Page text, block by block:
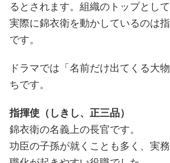
るとされます。組織のトップとし
実際に錦衣衛を動かしているのは
です。
ドラマでは「名前だけ出てくる大
ちです。
指揮使（しきし、正三品）
錦衣衛の名義上の長官です。
功臣の子孫が就くことも多く、実